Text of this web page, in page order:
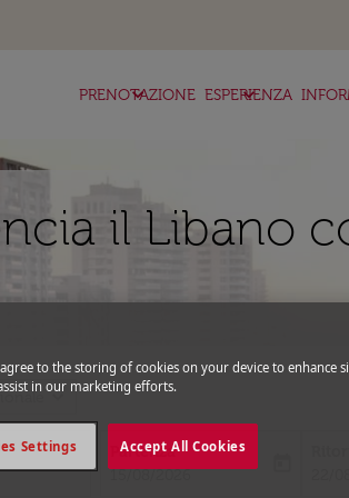
PRENOTAZIONE
keyboard_arrow_down ESPERIENZA
keyboard_arrow_down
il Libano
expand_more
Partenza
fc-booking-departure-date-aria-
15/08/2026
fc-
agree to the storing of cookies on your device to enhance
in our marketing efforts.
Accept All Cookies
Settings